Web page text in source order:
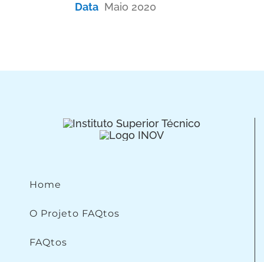
Data Maio 2020
Home
O Projeto FAQtos
FAQtos